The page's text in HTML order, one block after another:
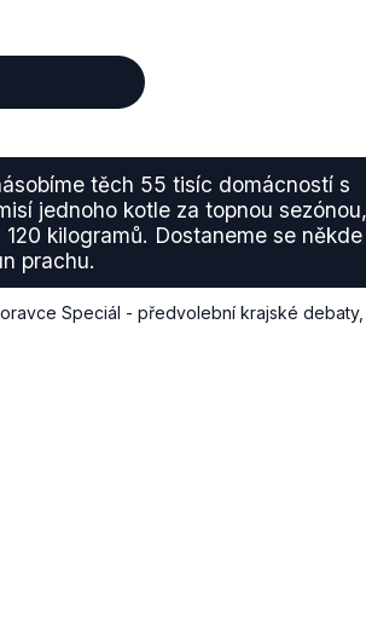
těch 55 tisíc domácností s
jednoho kotle za topnou sezónou,
120 kilogramů. Dostaneme se někde
prachu.
Speciál - předvolební krajské debaty,